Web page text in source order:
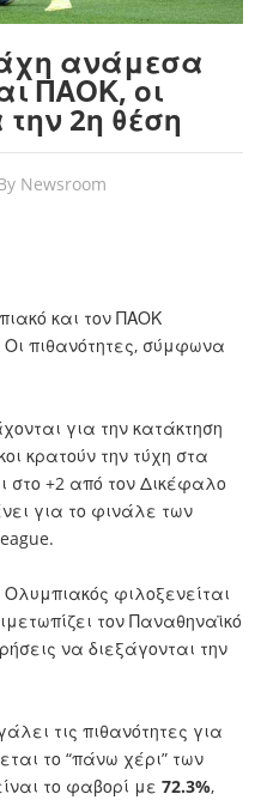
ανάμεσα
ΠΑΟΚ, οι
2η θέση
Newsroom
και τον ΠΑΟΚ
Οι πιθανότητες, σύμφωνα
για την κατάκτηση
κρατούν την τύχη στα
στο +2 από τον Δικέφαλο
για το φινάλε των
φιλοξενείται
τον Παναθηναϊκό
να διεξάγονται την
τις πιθανότητες για
το “πάνω χέρι” των
το φαβορί με 72.3%,